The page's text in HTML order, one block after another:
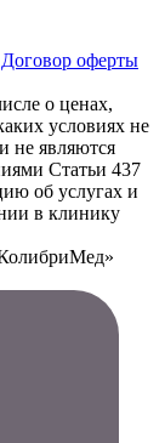
Договор оферты
о ценах,
условиях не
не являются
Статьи 437
об услугах и
в клинику